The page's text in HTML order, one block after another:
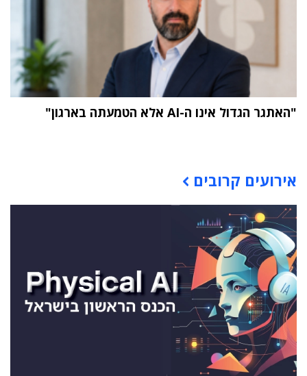
"האתגר הגדול אינו ה-AI אלא הטמעתה בארגון"
אירועים קרובים